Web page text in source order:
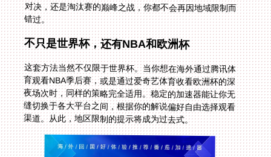
错过。
不只是世界杯，还有NBA和欧洲杯
这套方法当然不仅限于世界杯。当你想在海外通过腾讯体
育观看NBA季后赛，或是通过爱奇艺体育收看欧洲杯的深
夜场次时，同样的策略完全适用。稳定的加速器能让你无
缝切换于各大平台之间，根据你的解说偏好自由选择观看
渠道。从此，地区限制的提示将成为过去式。